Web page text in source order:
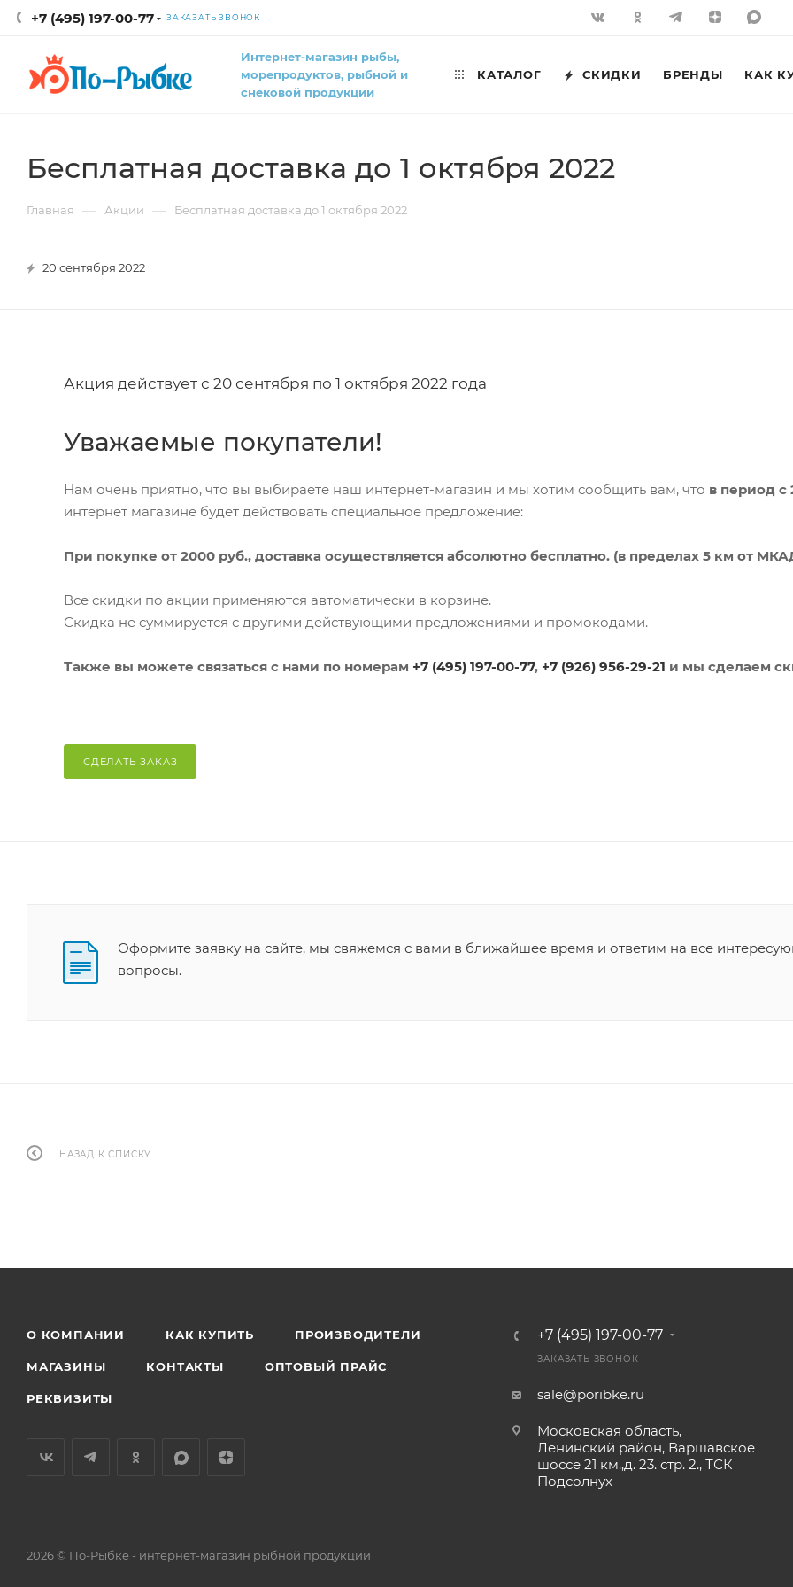
+7 (495) 197-00-77 ЗАКАЗАТЬ ЗВОНОК
Интернет-магазин рыбы,
морепродуктов, рыбной и
снековой продукции
КАТАЛОГ СКИДКИ БРЕНДЫ КАК
Бесплатная доставка до 1 октября 2022
Главная — Акции — Бесплатная доставка до 1 октября 2022
20 сентября 2022
Акция действует с 20 сентября по 1 октября 2022 года
Уважаемые покупатели!
Нам очень приятно, что вы выбираете наш интернет-магазин и мы хотим сообщить вам, что в период с
интернет магазине будет действовать специальное предложение:
При покупке от 2000 руб., доставка осуществляется абсолютно бесплатно. (в пределах 5 км от
Все скидки по акции применяются автоматически в корзине.
Скидка не суммируется с другими действующими предложениями и промокодами.
Также вы можете связаться с нами по номерам +7 (495) 197-00-77, +7 (926) 956-29-21 и мы сделаем
СДЕЛАТЬ ЗАКАЗ
Оформите заявку на сайте, мы свяжемся с вами в ближайшее время и ответим на все
вопросы.
НАЗАД К СПИСКУ
О КОМПАНИИ КАК КУПИТЬ ПРОИЗВОДИТЕЛИ
МАГАЗИНЫ КОНТАКТЫ ОПТОВЫЙ ПРАЙС
РЕКВИЗИТЫ
+7 (495) 197-00-77
ЗАКАЗАТЬ ЗВОНОК
sale@poribke.ru
Московская область,
Ленинский район, Варшавское
шоссе 21 км.,д. 23. стр. 2., ТСК
Подсолнух
2026 © По-Рыбке - интернет-магазин рыбной продукции